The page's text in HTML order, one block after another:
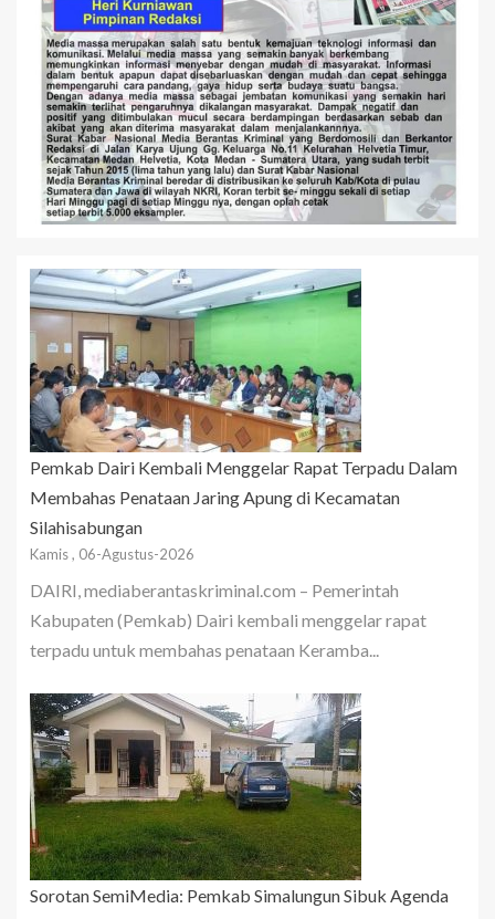
Pemkab Dairi Kembali Menggelar Rapat Terpadu Dalam
Membahas Penataan Jaring Apung di Kecamatan
Silahisabungan
Kamis , 06-Agustus-2026
DAIRI, mediaberantaskriminal.com – Pemerintah
Kabupaten (Pemkab) Dairi kembali menggelar rapat
terpadu untuk membahas penataan Keramba...
Sorotan SemiMedia: Pemkab Simalungun Sibuk Agenda